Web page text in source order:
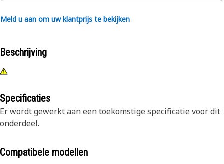
Meld u aan om uw klantprijs te bekijken
Beschrijving
Specificaties
Er wordt gewerkt aan een toekomstige specificatie voor dit
onderdeel.
Compatibele modellen